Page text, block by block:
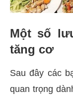
Một số
tăng cơ
Sau đây các
quan trọng